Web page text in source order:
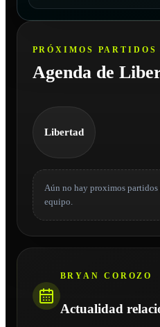
PRÓXIMOS PARTIDOS
Agenda de
Libertad
Aún no hay proximos partidos
equipo.
BRYAN COROZO
Actualidad